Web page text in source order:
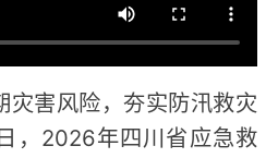
灾害风险，夯实防汛救灾
，2026年四川省应急救